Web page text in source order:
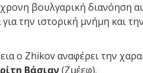
βουλγαρική διανόηση
την ιστορική μνήμη και
ο Zhikov αναφέρει την
Βάσιαν(Ζμέεφ).